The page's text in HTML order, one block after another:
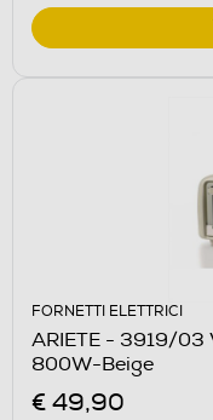
FORNETTI ELETTRICI
ARIETE - 3919/03
800W-Beige
€ 49,90